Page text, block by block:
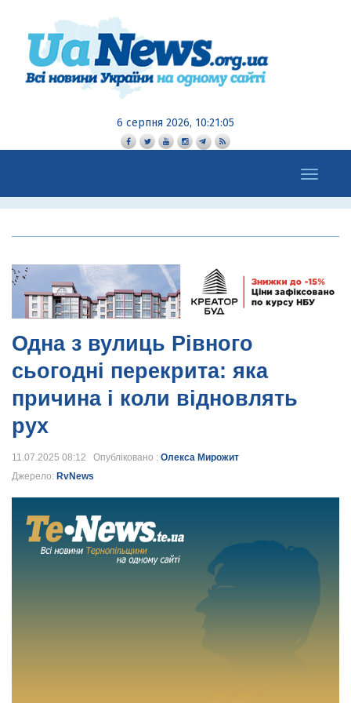
6 серпня 2026, 10:21:06
Toggle
navigation
Одна з вулиць Рівного
сьогодні перекрита: яка
причина і коли відновлять
рух
11.07.2025 08:12 Опубліковано : Олекса Мирожит
Джерело: RvNews